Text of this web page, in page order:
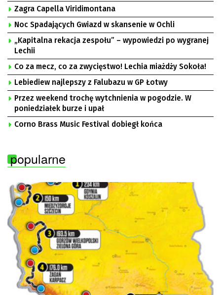
Zagra Capella Viridimontana
Noc Spadających Gwiazd w skansenie w Ochli
„Kapitalna rekacja zespołu” – wypowiedzi po wygranej
Lechii
Co za mecz, co za zwycięstwo! Lechia miażdży Sokoła!
Lebiediew najlepszy z Falubazu w GP Łotwy
Przez weekend trochę wytchnienia w pogodzie. W
poniedziałek burze i upał
Corno Brass Music Festival dobiegł końca
popularne